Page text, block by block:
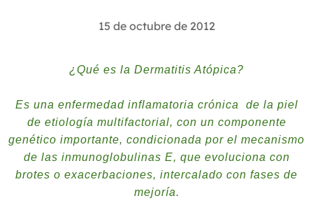
2025
2023
2022
2021
2020
2019
15 de octubre de 2012
¿Qué es la Dermatitis Atópica?
Es una enfermedad inflamatoria crónica de la piel
de etiología multifactorial, con un componente
genético importante, condicionada por el mecanismo
de las inmunoglobulinas E, que evoluciona con
brotes o exacerbaciones, intercalado con fases de
mejoría.